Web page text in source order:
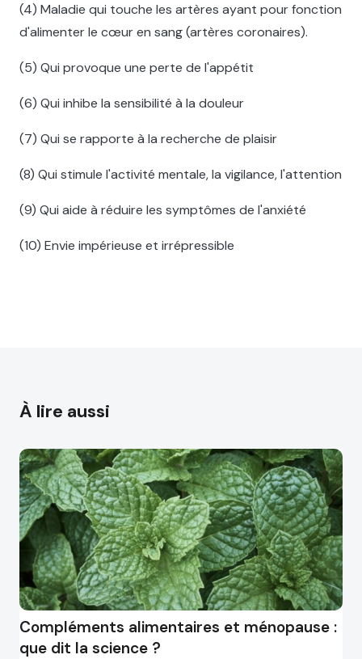
(4) Maladie qui touche les artères ayant pour fonction
d'alimenter le cœur en sang (artères coronaires).
(5) Qui provoque une perte de l'appétit
(6) Qui inhibe la sensibilité à la douleur
(7) Qui se rapporte à la recherche de plaisir
(8) Qui stimule l'activité mentale, la vigilance, l'attention
(9) Qui aide à réduire les symptômes de l'anxiété
(10) Envie impérieuse et irrépressible
À lire aussi
Compléments alimentaires et ménopause :
que dit la science ?